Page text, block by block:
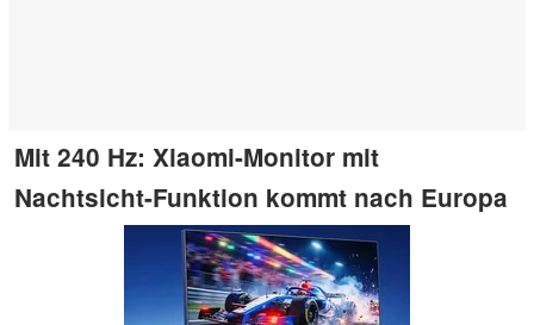
Mit 240 Hz: Xiaomi-Monitor mit
Nachtsicht-Funktion kommt nach Europa